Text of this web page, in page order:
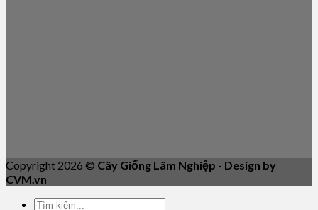
Copyright 2026 © Cây Giống Lâm Nghiệp - Design by
CVM.vn